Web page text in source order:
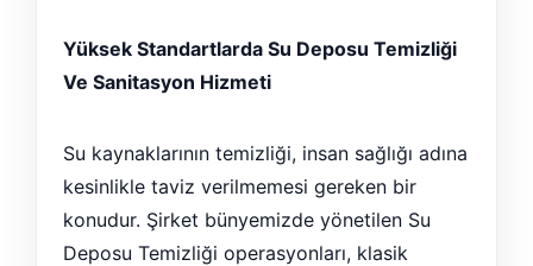
Yüksek Standartlarda Su Deposu Temizliği
Ve Sanitasyon Hizmeti
Su kaynaklarının temizliği, insan sağlığı adına
kesinlikle taviz verilmemesi gereken bir
konudur. Şirket bünyemizde yönetilen Su
Deposu Temizliği operasyonları, klasik